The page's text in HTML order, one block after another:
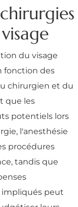
du visage
fonction des
chirurgien et du
que les
potentiels lors
l'anesthésie
procédures
tandis que
impliqués peut